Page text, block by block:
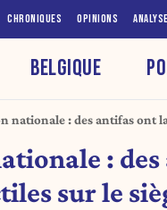
CHRONIQUES OPINIONS
BELGIQUE
nationale : des antifas ont
:
sur le